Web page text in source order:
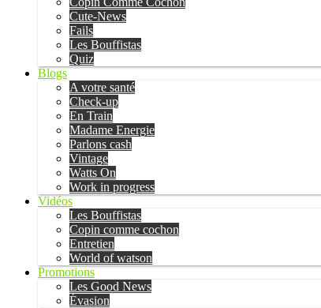
Cute-News
Fails
Les Bouffistas
Quiz
Blogs
A votre santé
Check-up
En Train
Madame Energie
Parlons cash
Vintage
Watts On
Work in progress
Vidéos
Les Bouffistas
Copin comme cochon
Entretien
World of watson
Promotions
Les Good News
Évasion